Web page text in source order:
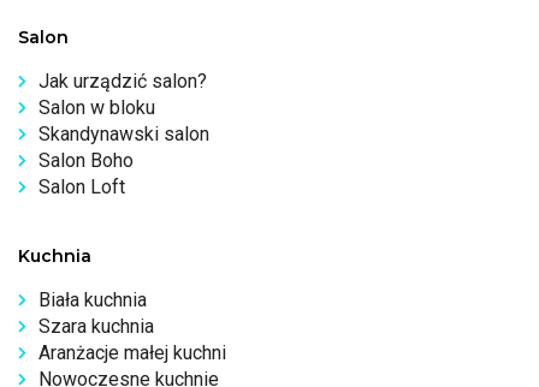
Salon
Jak urządzić salon?
Salon w bloku
Skandynawski salon
Salon Boho
Salon Loft
Kuchnia
Biała kuchnia
Szara kuchnia
Aranżacje małej kuchni
Nowoczesne kuchnie